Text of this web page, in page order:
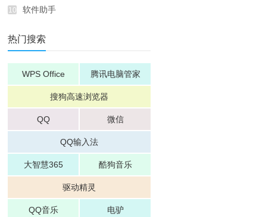
10 软件助手
热门搜索
WPS Office 腾讯电脑管家
搜狗高速浏览器
QQ 微信
QQ输入法
大智慧365 酷狗音乐
驱动精灵
QQ音乐 电驴